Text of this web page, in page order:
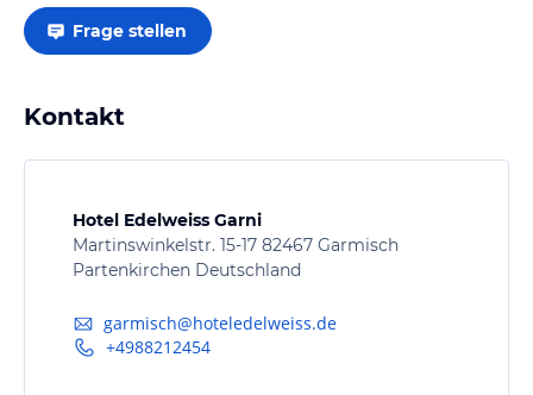
Frage stellen
Kontakt
Hotel Edelweiss Garni
Martinswinkelstr. 15-17 82467 Garmisch
Partenkirchen Deutschland
garmisch@hoteledelweiss.de
+4988212454